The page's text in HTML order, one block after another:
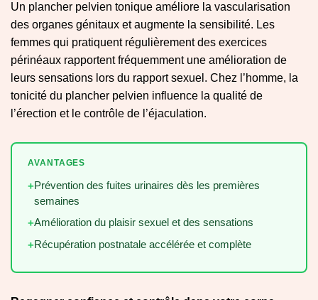
Un plancher pelvien tonique améliore la vascularisation
des organes génitaux et augmente la sensibilité. Les
femmes qui pratiquent régulièrement des exercices
périnéaux rapportent fréquemment une amélioration de
leurs sensations lors du rapport sexuel. Chez l’homme, la
tonicité du plancher pelvien influence la qualité de
l’érection et le contrôle de l’éjaculation.
AVANTAGES
+Prévention des fuites urinaires dès les premières
semaines
+Amélioration du plaisir sexuel et des sensations
+Récupération postnatale accélérée et complète